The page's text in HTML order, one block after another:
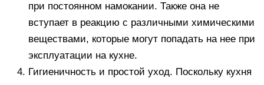
при постоянном намокании. Также она не
вступает в реакцию с различными химическими
веществами, которые могут попадать на нее при
эксплуатации на кухне.
Гигиеничность и простой уход. Поскольку кухня